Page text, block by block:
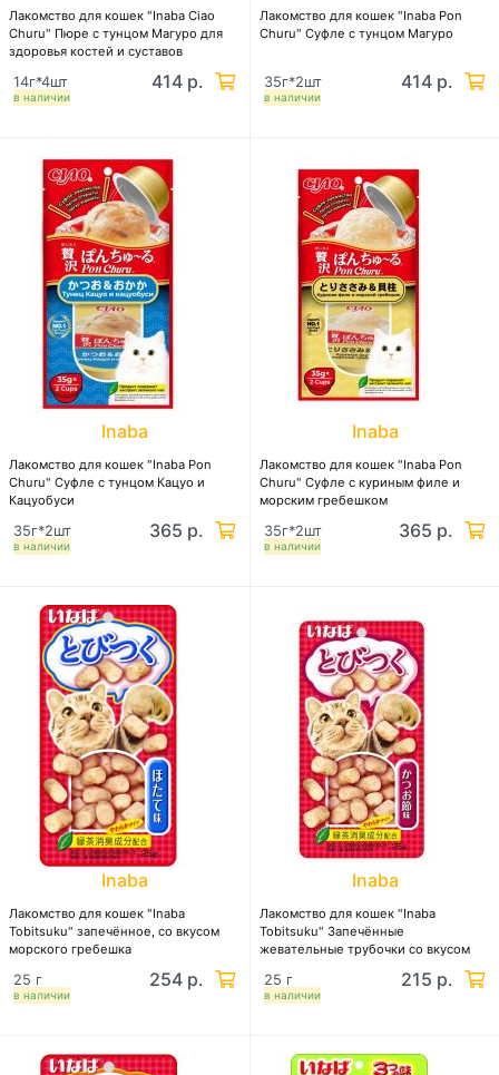
Лакомство для кошек "Inaba Ciao
Churu" Пюре с тунцом Магуро для
здоровья костей и суставов
в наличии
14г*4шт 414 р.
Лакомство для кошек "Inaba Pon
Churu" Суфле с тунцом Магуро
в наличии
35г*2шт 414 р.
Inaba
Лакомство для кошек "Inaba Pon
Churu" Суфле с тунцом Кацуо и
Кацуобуси
в наличии
35г*2шт 365 р.
Inaba
Лакомство для кошек "Inaba Pon
Churu" Суфле с куриным филе и
морским гребешком
в наличии
35г*2шт 365 р.
Inaba
Лакомство для кошек "Inaba
Tobitsuku" запечённое, cо вкусом
морского гребешка
в наличии
25 г 254 р.
Inaba
Лакомство для кошек "Inaba
Tobitsuku" Запечённые
жевательные трубочки со вкусом
в наличии
25 г 215 р.